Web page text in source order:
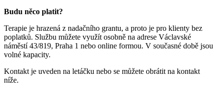
Budu něco platit?
Terapie je hrazená z nadačního grantu, a proto je pro klienty bez
poplatků. Službu můžete využít osobně na adrese Václavské
náměstí 43/819, Praha 1 nebo online formou. V současné době jsou
volné kapacity.
Kontakt je uveden na letáčku nebo se můžete obrátit na kontakt
níže.